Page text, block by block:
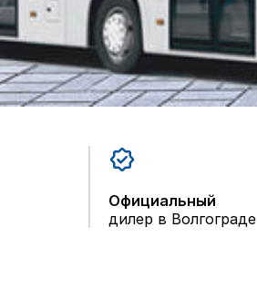
Официальный
дилер в Волгограде